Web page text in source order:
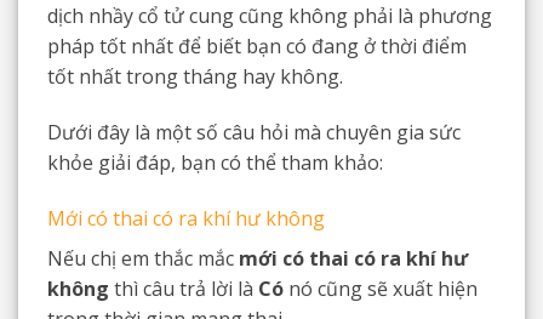
dịch nhầy cổ tử cung cũng không phải là phương
pháp tốt nhất để biết bạn có đang ở thời điểm
tốt nhất trong tháng hay không.
Dưới đây là một số câu hỏi mà chuyên gia sức
khỏe giải đáp, bạn có thể tham khảo:
Mới có thai có ra khí hư không
Nếu chị em thắc mắc mới có thai có ra khí hư
không thì câu trả lời là Có nó cũng sẽ xuất hiện